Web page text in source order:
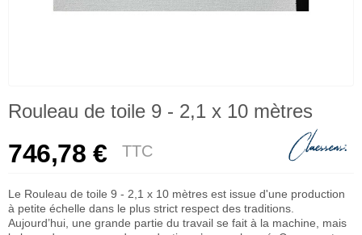
Rouleau de toile 9 - 2,1 x 10 mètres
746,78 € TTC
Le Rouleau de toile 9 - 2,1 x 10 mètres est issue d'une production
à petite échelle dans le plus strict respect des traditions.
Aujourd’hui, une grande partie du travail se fait à la machine, mais